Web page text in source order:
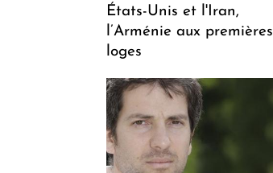
États-Unis et l'Iran,
l’Arménie aux premières
loges